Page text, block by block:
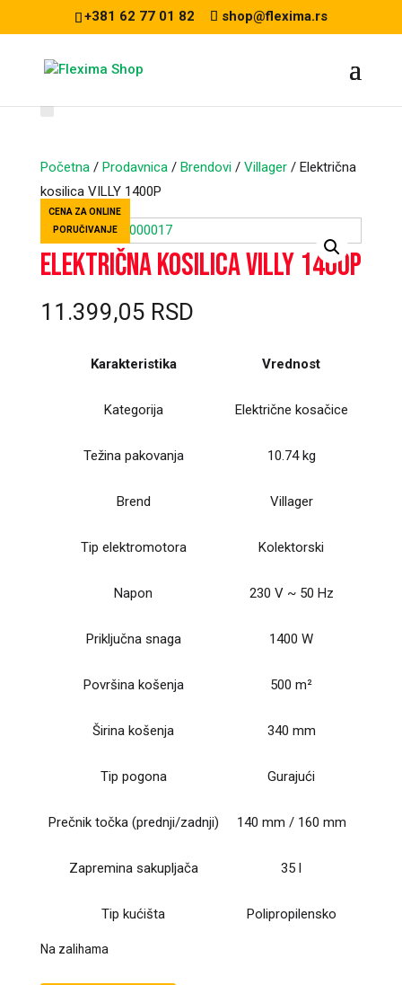
+381 62 77 01 82 shop@flexima.rs
Početna/ Prodavnica/ Brendovi/ Villager/ Električna
kosilica VILLY 1400P
CENA ZA ONLINE
PORUČIVANJE
Električna kosilica VILLY 1400P
11.399,05 RSD
Karakteristika Vrednost
Kategorija Električne kosačice
Težina pakovanja 10.74 kg
Brend Villager
Tip elektromotora Kolektorski
Napon 230 V ~ 50 Hz
Priključna snaga 1400 W
Površina košenja 500 m²
Širina košenja 340 mm
Tip pogona Gurajući
Prečnik točka (prednji/zadnji) 140 mm / 160 mm
Zapremina sakupljača 35 l
Tip kućišta Polipropilensko
Na zalihama